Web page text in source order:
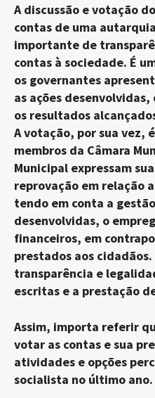
A discussão e votação
contas de uma
importante de
contas à sociedade. É
os governantes
as ações
os resultados
A votação, por sua vez,
membros da Câmara
Municipal expressam
reprovação em relação
tendo em conta a
desenvolvidas, o
financeiros, em
prestados aos
transparência e
escritas e a prestação
Assim, importa referir
votar as contas e sua
atividades e opções
socialista no último ano.